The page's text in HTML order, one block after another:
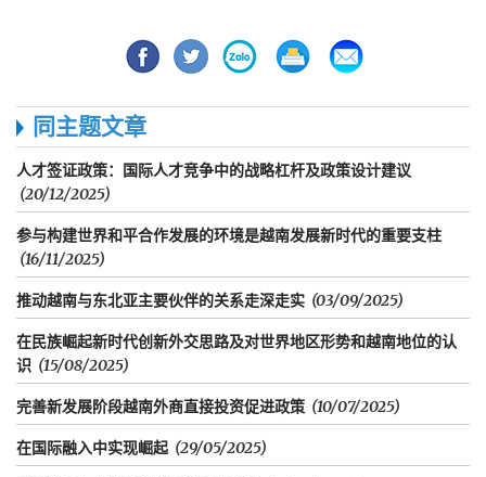
同主题文章
人才签证政策：国际人才竞争中的战略杠杆及政策设计建议
(20/12/2025)
参与构建世界和平合作发展的环境是越南发展新时代的重要支柱
(16/11/2025)
推动越南与东北亚主要伙伴的关系走深走实 (03/09/2025)
在民族崛起新时代创新外交思路及对世界地区形势和越南地位的认
识 (15/08/2025)
完善新发展阶段越南外商直接投资促进政策 (10/07/2025)
在国际融入中实现崛起 (29/05/2025)